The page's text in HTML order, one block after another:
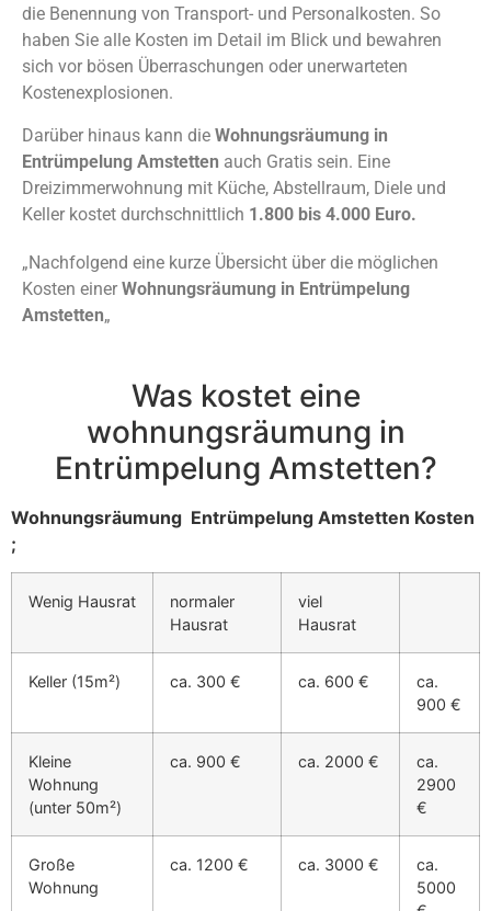
die Benennung von Transport- und Personalkosten. So
haben Sie alle Kosten im Detail im Blick und bewahren
sich vor bösen Überraschungen oder unerwarteten
Kostenexplosionen.
Darüber hinaus kann die Wohnungsräumung in
Entrümpelung Amstetten auch Gratis sein. Eine
Dreizimmerwohnung mit Küche, Abstellraum, Diele und
Keller kostet durchschnittlich 1.800 bis 4.000 Euro.
„Nachfolgend eine kurze Übersicht über die möglichen
Kosten einer Wohnungsräumung in Entrümpelung
Amstetten„
Was kostet eine
wohnungsräumung in
Entrümpelung Amstetten?
Wohnungsräumung Entrümpelung Amstetten Kosten
;
Wenig Hausrat
normaler
Hausrat
viel
Hausrat
Keller (15m²) ca. 300 € ca. 600 €
ca.
900 €
Kleine
Wohnung
(unter 50m²)
ca. 900 € ca. 2000 €
ca.
2900
€
Große
Wohnung
ca. 1200 € ca. 3000 €
ca.
5000